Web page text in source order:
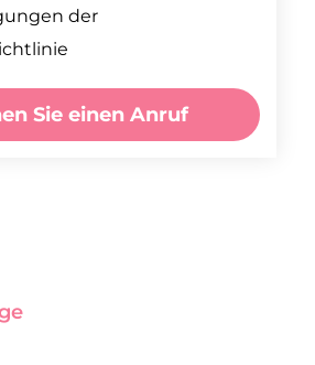
der
Sie einen Anruf